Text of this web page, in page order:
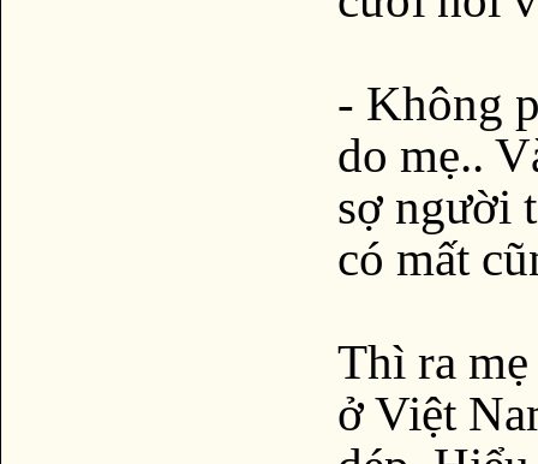
- Không
do mẹ..
sợ người
có mất
Thì ra
ở Việt